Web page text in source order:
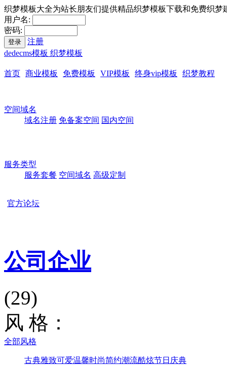
织梦模板大全为站长朋友们提供精品织梦模板下载和免费织梦
用户名:
密码:
登录
注册
dedecms模板 织梦模板
首页 商业模板 免费模板 VIP模板 终身vip模板 织梦教程
空间域名
域名注册 免备案空间 国内空间
服务类型
服务套餐 空间域名 高级定制
官方论坛
公司企业
(29)
风 格：
全部风格
古典雅致可爱温馨时尚简约潮流酷炫节日庆典